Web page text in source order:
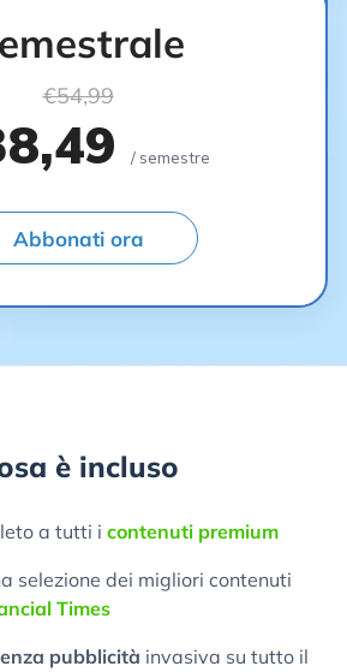
€54,99
/ semestre
Abbonati ora
è incluso
a tutti i contenuti premium
selezione dei migliori contenuti
Times
pubblicità invasiva su tutto il